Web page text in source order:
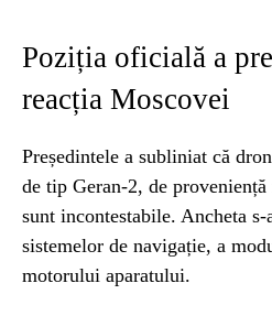
Poziția oficială a
reacția Moscovei
Președintele a subliniat că
de tip Geran-2, de
sunt incontestabile. Ancheta s-
sistemelor de navigație, a
motorului aparatului.